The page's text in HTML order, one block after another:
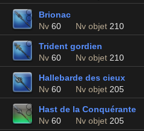
Brionac
Nv 60 Nv objet 210
Trident gordien
Nv 60 Nv objet 210
Hallebarde des cieux
Nv 60 Nv objet 205
Hast de la Conquérante
Nv 60 Nv objet 205